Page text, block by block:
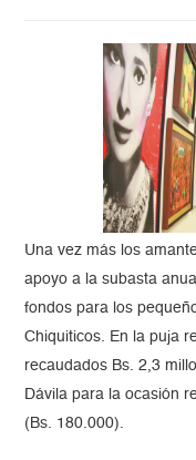
Una vez más los
apoyo a la subasta
fondos para los
Chiquiticos. En la puja
recaudados Bs. 2,3
Dávila para la ocasión
(Bs. 180.000).